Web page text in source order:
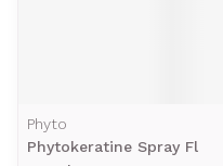
Phyto
Phytokeratine Spray Fl